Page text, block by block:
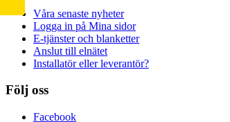
Våra senaste nyheter
Logga in på Mina sidor
E-tjänster och blanketter
Anslut till elnätet
Installatör eller leverantör?
Följ oss
Facebook